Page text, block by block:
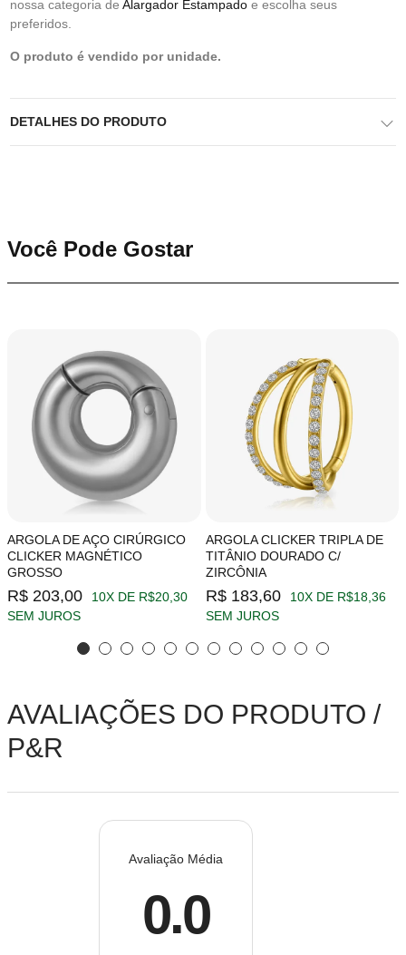
nossa categoria de Alargador Estampado e escolha seus
preferidos.
O produto é vendido por unidade.
DETALHES DO PRODUTO
Você Pode Gostar
ARGOLA DE AÇO CIRÚRGICO
CLICKER MAGNÉTICO
GROSSO
R$ 203,00
10X DE R$20,30
SEM JUROS
ARGOLA CLICKER TRIPLA DE
TITÂNIO DOURADO C/
ZIRCÔNIA
R$ 183,60
10X DE R$18,36
SEM JUROS
AVALIAÇÕES DO PRODUTO /
P&R
Avaliação Média
0.0